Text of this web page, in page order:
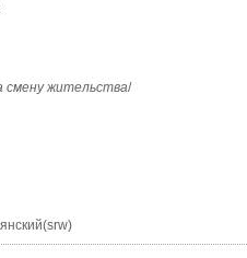
смену жительства/